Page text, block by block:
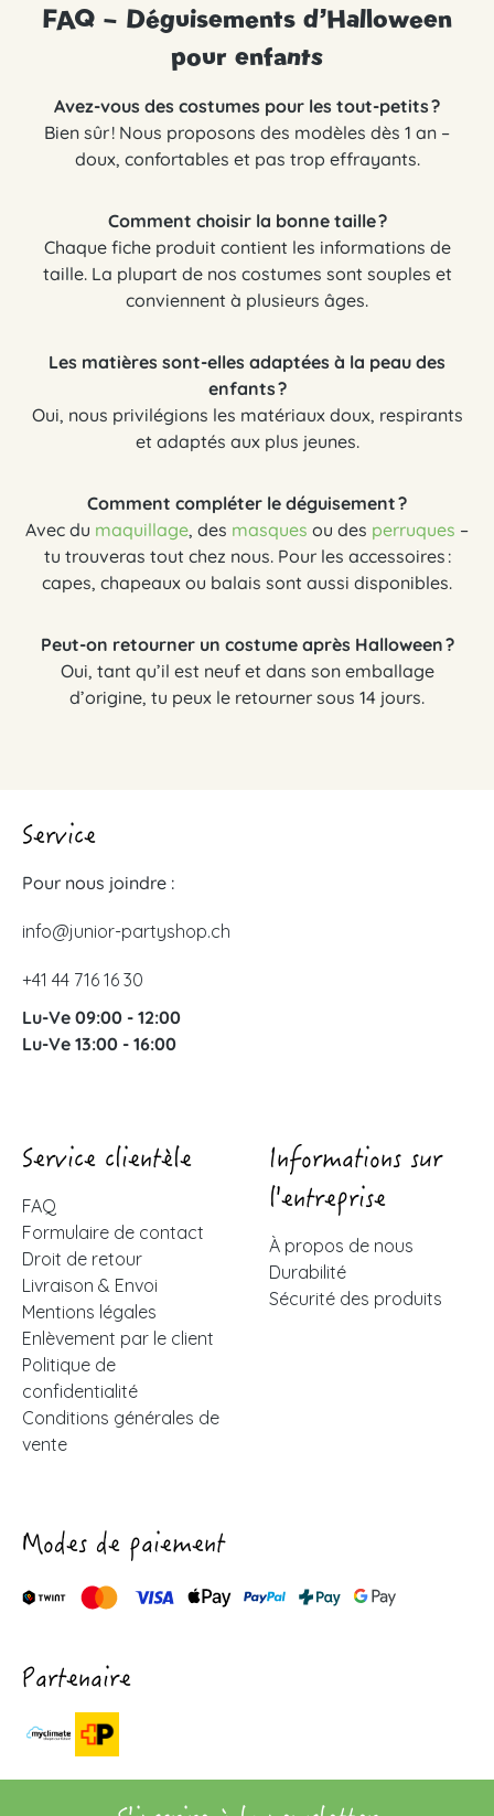
FAQ – Déguisements d’Halloween
pour enfants
Avez-vous des costumes pour les tout-petits ?
Bien sûr ! Nous proposons des modèles dès 1 an –
doux, confortables et pas trop effrayants.
Comment choisir la bonne taille ?
Chaque fiche produit contient les informations de
taille. La plupart de nos costumes sont souples et
conviennent à plusieurs âges.
Les matières sont-elles adaptées à la peau des
enfants ?
Oui, nous privilégions les matériaux doux, respirants
et adaptés aux plus jeunes.
Comment compléter le déguisement ?
Avec du maquillage, des masques ou des perruques –
tu trouveras tout chez nous. Pour les accessoires :
capes, chapeaux ou balais sont aussi disponibles.
Peut-on retourner un costume après Halloween ?
Oui, tant qu’il est neuf et dans son emballage
d’origine, tu peux le retourner sous 14 jours.
Service
Pour nous joindre :
info@junior-partyshop.ch
+41 44 716 16 30
Lu-Ve 09:00 - 12:00
Lu-Ve 13:00 - 16:00
Service clientèle
FAQ
Formulaire de contact
Droit de retour
Livraison & Envoi
Mentions légales
Enlèvement par le client
Politique de
confidentialité
Conditions générales de
vente
Informations sur
l'entreprise
À propos de nous
Durabilité
Sécurité des produits
Modes de paiement
Partenaire